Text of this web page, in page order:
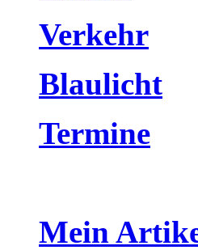
Verkehr
Blaulicht
Termine
Mein